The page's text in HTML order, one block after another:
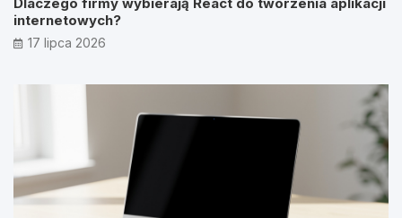
internetowych?
17 lipca 2026